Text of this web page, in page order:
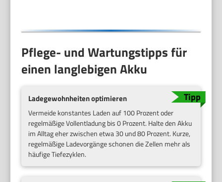
Pflege- und Wartungstipps für
einen langlebigen Akku
Ladegewohnheiten optimieren
Vermeide konstantes Laden auf 100 Prozent oder
regelmäßige Vollentladung bis 0 Prozent. Halte den Akku
im Alltag eher zwischen etwa 30 und 80 Prozent. Kurze,
regelmäßige Ladevorgänge schonen die Zellen mehr als
häufige Tiefezyklen.